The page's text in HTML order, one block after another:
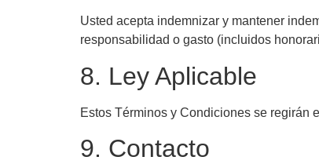
Usted acepta indemnizar y mantener
responsabilidad o gasto (incluidos
8. Ley Aplicable
Estos Términos y Condiciones se regirán
9. Contacto